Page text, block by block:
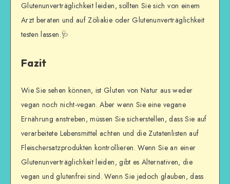
Glutenunverträglichkeit leiden, sollten Sie sich von einem
Arzt beraten und auf Zöliakie oder Glutenunverträglichkeit
testen lassen.🩺
Fazit
Wie Sie sehen können, ist Gluten von Natur aus weder
vegan noch nicht-vegan. Aber wenn Sie eine vegane
Ernährung anstreben, müssen Sie sicherstellen, dass Sie auf
verarbeitete Lebensmittel achten und die Zutatenlisten auf
Fleischersatzprodukten kontrollieren. Wenn Sie an einer
Glutenunverträglichkeit leiden, gibt es Alternativen, die
vegan und glutenfrei sind. Wenn Sie jedoch glauben, dass